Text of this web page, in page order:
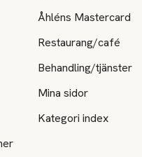
Åhléns Mastercard
Restaurang/café
Behandling/tjänster
Mina sidor
Kategori index